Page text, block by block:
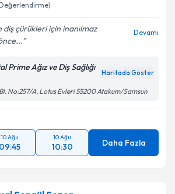
çürükleri için inanılmaz
Devamı
Prime Ağız ve Diş Sağlığı
Haritada Göster
No:257/A, Lotus Evleri 55200 Atakum/Samsun
10 Ağu
09:45
10 Ağu
10:30 Daha Fazla